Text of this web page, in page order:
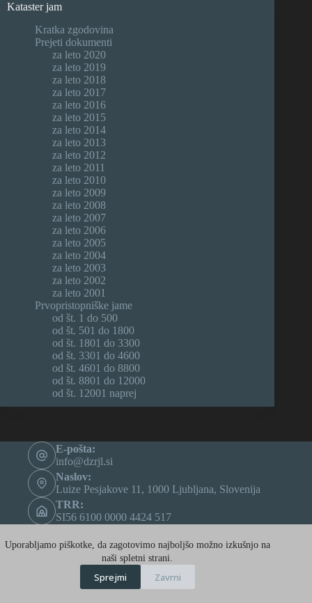
Uporabljamo piškotke, da zagotovimo najboljšo možno izkušnjo na
naši spletni strani.
Sprejmi Zavrni
Kataster jam
Kratka zgodovina
Prejeti dokumenti
za leto 2020
za leto 2019
za leto 2018
za leto 2017
za leto 2016
za leto 2015
za leto 2014
za leto 2013
za leto 2012
za leto 2011
za leto 2010
za leto 2009
za leto 2008
za leto 2007
za leto 2006
za leto 2005
za leto 2004
za leto 2003
za leto 2002
za leto 2001
Prvopristopniške jame
od št. 1 do 500
od št. 501 do 1800
od št. 1801 do 3300
od št. 3301 do 4600
od št. 4601 do 8800
od št. 8801 do 12000
od št. 12001 naprej
E-pošta:
info@dzrjl.si
Naslov:
Luize Pesjakove 11, 1000 Ljubljana, Slovenija
TRR:
SI56 6100 0000 4424 517
16825853